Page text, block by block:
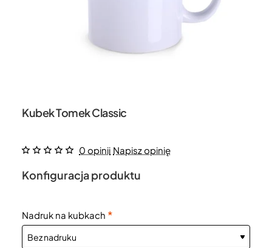
Kubek Tomek Classic
0 opinii Napisz opinię
Konfiguracja produktu
Nadruk na kubkach